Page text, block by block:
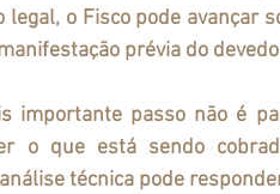
o Fisco pode avançar
prévia do
importante passo não é
o que está sendo
técnica pode